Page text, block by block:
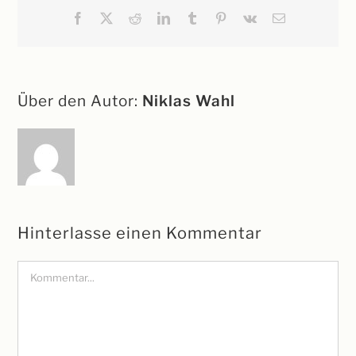
Facebook RedditLinkedInTumblr Pinterest
Vk
E-
Über den Autor: Niklas Wahl
Hinterlasse einen Kommentar